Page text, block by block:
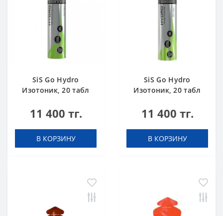
SiS Go Hydro
Изотоник, 20 табл
Лайм
11 400 тг.
В КОРЗИНУ
SiS Go Hydro
Изотоник, 20 табл
11 400 тг.
В КОРЗИНУ